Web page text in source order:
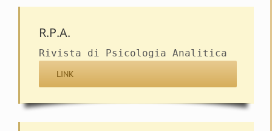
R.P.A.
Rivista di Psicologia Analitica
LINK